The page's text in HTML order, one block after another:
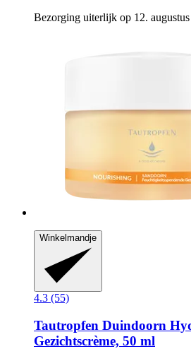
Bezorging uiterlijk op 12. augustus
Winkelmandje
4.3 (55)
Tautropfen Duindoorn
Gezichtscrème, 50 ml